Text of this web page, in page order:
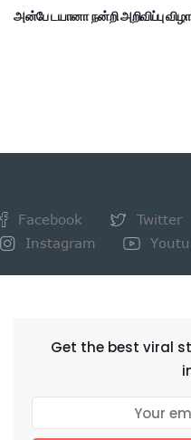
அன்பே டயானா நன்றி அறிவிப்பு
Facebook Twitter
Instagram
Get the best viral